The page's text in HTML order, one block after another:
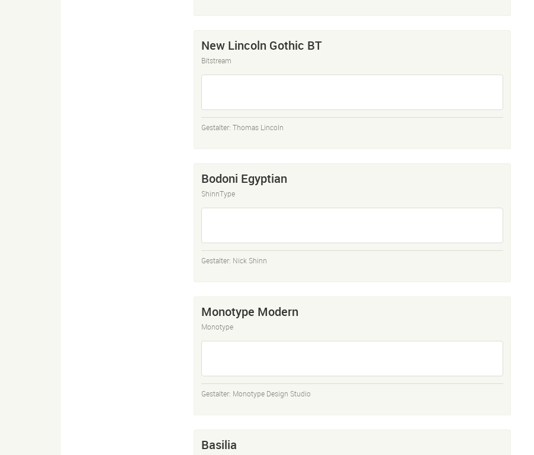
New Lincoln Gothic BT
Bitstream
Gestalter: Thomas Lincoln
Bodoni Egyptian
ShinnType
Gestalter: Nick Shinn
Monotype Modern
Monotype
Gestalter: Monotype Design Studio
Basilia